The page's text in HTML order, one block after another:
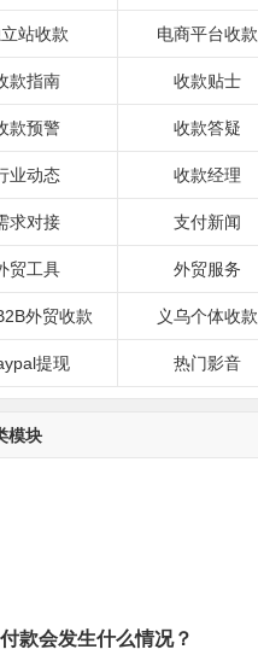
站收款 电商平台收款
款指南 收款贴士
款预警 收款答疑
业动态 收款经理
求对接 支付新闻
贸工具 外贸服务
外贸收款 义乌个体收款
提现 热门影音
模块
款会发生什么情况？